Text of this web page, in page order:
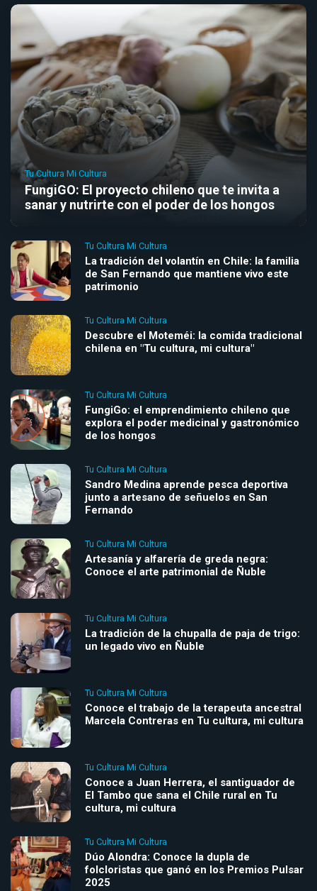
Tu Cultura Mi Cultura
FungiGO: El proyecto chileno que te invita a
sanar y nutrirte con el poder de los hongos
Tu Cultura Mi Cultura
La tradición del volantín en Chile: la familia
de San Fernando que mantiene vivo este
patrimonio
Tu Cultura Mi Cultura
Descubre el Moteméi: la comida tradicional
chilena en "Tu cultura, mi cultura"
Tu Cultura Mi Cultura
FungiGo: el emprendimiento chileno que
explora el poder medicinal y gastronómico
de los hongos
Tu Cultura Mi Cultura
Sandro Medina aprende pesca deportiva
junto a artesano de señuelos en San
Fernando
Tu Cultura Mi Cultura
Artesanía y alfarería de greda negra:
Conoce el arte patrimonial de Ñuble
Tu Cultura Mi Cultura
La tradición de la chupalla de paja de trigo:
un legado vivo en Ñuble
Tu Cultura Mi Cultura
Conoce el trabajo de la terapeuta ancestral
Marcela Contreras en Tu cultura, mi cultura
Tu Cultura Mi Cultura
Conoce a Juan Herrera, el santiguador de
El Tambo que sana el Chile rural en Tu
cultura, mi cultura
Tu Cultura Mi Cultura
Dúo Alondra: Conoce la dupla de
folcloristas que ganó en los Premios Pulsar
2025